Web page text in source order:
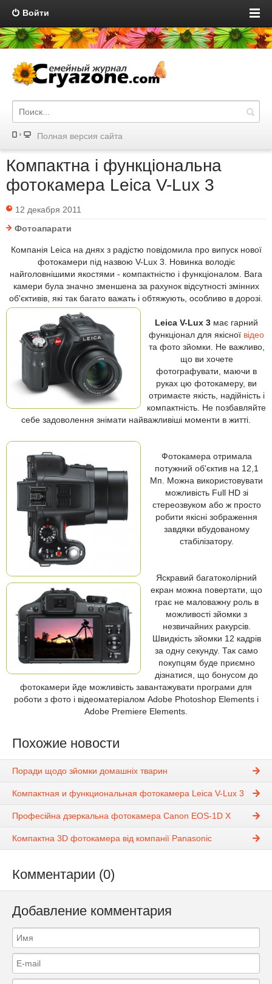
Войти
Полная версия сайта
Компактна і функціональна
фотокамера Leica V-Lux 3
12 декабря 2011
Фотоапарати
Компанія Leica на днях з радістю повідомила про випуск нової
фотокамери під назвою V-Lux 3. Новинка володіє
найголовнішими якостями - компактністю і функціоналом. Вага
камери була значно зменшена за рахунок відсутності змінних
об'єктивів, які так багато важать і обтяжують, особливо в дорозі.
Leica V-Lux 3 має гарний
функціонал для якісної відео
та фото зйомки. Не важливо,
що ви хочете
фотографувати, маючи в
руках цю фотокамеру, ви
отримаєте якість, надійність і
компактність. Не позбавляйте
себе задоволення знімати найважливіші моменти в житті.
Фотокамера отримала
потужний об'єктив на 12,1
Мп. Можна використовувати
можливість Full HD зі
стереозвуком або ж просто
робити якісні зображення
завдяки вбудованому
стабілізатору.
Яскравий багатоколірний
екран можна повертати, що
грає не маловажну роль в
можливості зйомки з
незвичайних ракурсів.
Швидкість зйомки 12 кадрів
за одну секунду. Так само
покупцям буде приємно
дізнатися, що бонусом до
фотокамери йде можливість завантажувати програми для
роботи з фото і відеоматеріалом Adobe Photoshop Elements і
Adobe Premiere Elements.
Похожие новости
Поради щодо зйомки домашніх тварин
Компактная и функциональная фотокамера Leica V-Lux 3
Професійна дзеркальна фотокамера Canon EOS-1D X
Компактна 3D фотокамера від компанії Panasonic
Комментарии (0)
Добавление комментария